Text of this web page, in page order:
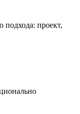
подхода: проект,